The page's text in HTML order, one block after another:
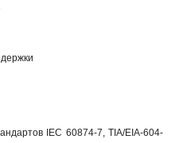
IEC 60874-7, TIA/EIA-604-